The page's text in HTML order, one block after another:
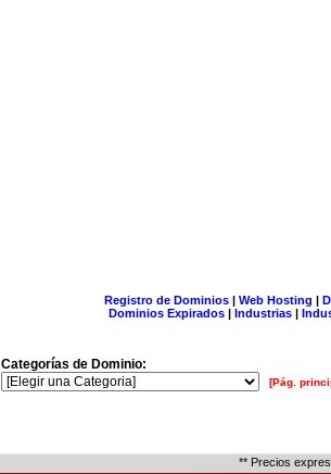
Registro de Dominios| Web Hosting |
Dominios Expirados | Industrias |
Categorías de Dominio:
[Pág.
** Precios